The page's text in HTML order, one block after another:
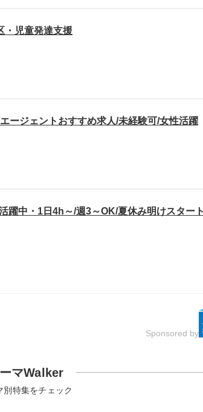
・児童発達支援
ージェントおすすめ求人/未経験可/女性活躍
躍中・1日4h～/週3～OK/夏休み明けスタート
Sponsored by
マWalker
別特集をチェック